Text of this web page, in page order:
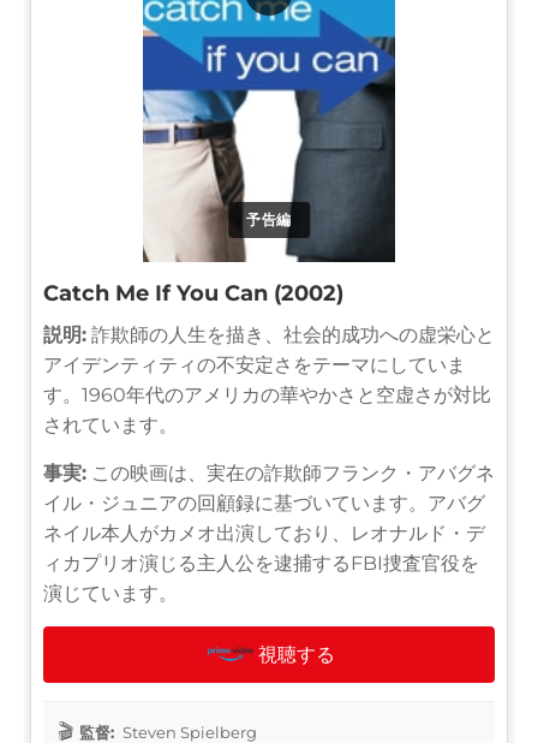
予告編
Catch Me If You Can (2002)
説明: 詐欺師の人生を描き、社会的成功への虚栄心と
アイデンティティの不安定さをテーマにしていま
す。1960年代のアメリカの華やかさと空虚さが対比
されています。
事実: この映画は、実在の詐欺師フランク・アバグネ
イル・ジュニアの回顧録に基づいています。アバグ
ネイル本人がカメオ出演しており、レオナルド・デ
ィカプリオ演じる主人公を逮捕するFBI捜査官役を
演じています。
視聴する
監督: Steven Spielberg